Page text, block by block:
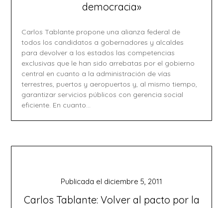
democracia»
Carlos Tablante propone una alianza federal de
todos los candidatos a gobernadores y alcaldes
para devolver a los estados las competencias
exclusivas que le han sido arrebatas por el gobierno
central en cuanto a la administración de vías
terrestres, puertos y aeropuertos y, al mismo tiempo,
garantizar servicios públicos con gerencia social
eficiente. En cuanto…
Carlos Tablante: Volver al pacto por la
Publicada el diciembre 5, 2011